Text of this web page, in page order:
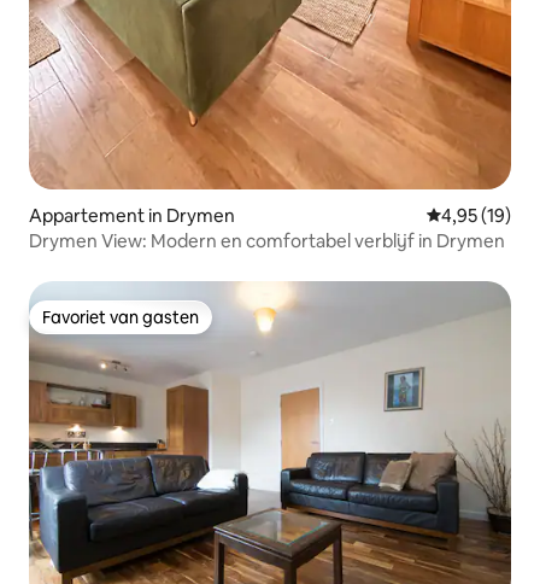
Appartement in Drymen Gemiddelde
4,95 (19)
Drymen View: Modern en comfortabel verblijf in Drymen
Favoriet van gasten
Favoriet van gasten